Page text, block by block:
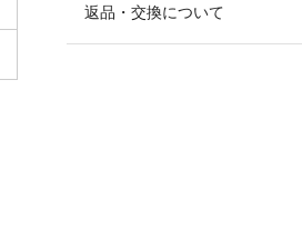
返品・交換について